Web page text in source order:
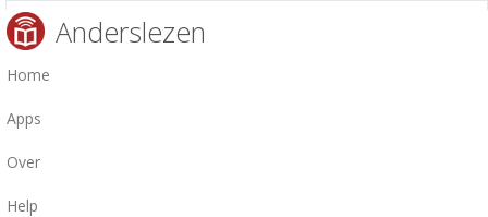
Anderslezen
Home
Apps
Over
Help